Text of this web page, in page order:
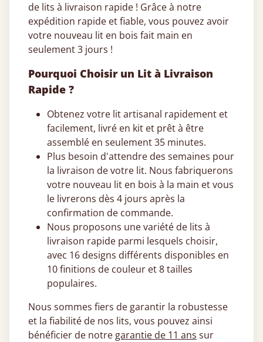
de lits à livraison rapide ! Grâce à notre
expédition rapide et fiable, vous pouvez avoir
votre nouveau lit en bois fait main en
seulement 3 jours !
Pourquoi Choisir un Lit à Livraison
Rapide ?
Obtenez votre lit artisanal rapidement et
facilement, livré en kit et prêt à être
assemblé en seulement 35 minutes.
Plus besoin d'attendre des semaines pour
la livraison de votre lit. Nous fabriquerons
votre nouveau lit en bois à la main et vous
le livrerons dès 4 jours après la
confirmation de commande.
Nous proposons une variété de lits à
livraison rapide parmi lesquels choisir,
avec 16 designs différents disponibles en
10 finitions de couleur et 8 tailles
populaires.
Nous sommes fiers de garantir la robustesse
et la fiabilité de nos lits, vous pouvez ainsi
bénéficier de notre garantie de 11 ans sur